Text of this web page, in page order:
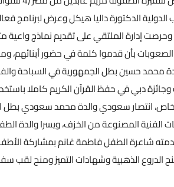
الدكتورة داليا هيكل وعرض لبرنامج
وحرصت إدارة الملتقي على تقديم نماذج
الصعوبات بأن قدموا كلمة في حضور
محمد حسين بطل الجمهورية في السباحة
وجائزة دبي في حفظ القرآن الكريم كاملا
انتصار سعودي والدة محمد سعودي
المصنوعة من الخزف، ويسرا والدة
شاعرة الطفل فاطمة غانم بمشاركة
الدروع الذهبية وشهادات التميز ومنح لقب